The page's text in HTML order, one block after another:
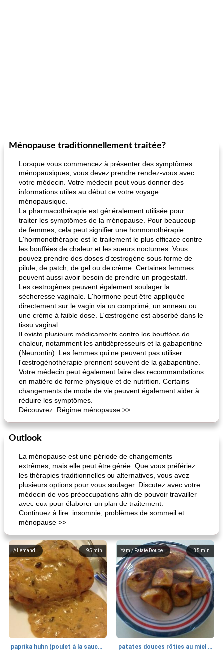
Ménopause traditionnellement traitée?
Lorsque vous commencez à présenter des symptômes
ménopausiques, vous devez prendre rendez-vous avec
votre médecin. Votre médecin peut vous donner des
informations utiles au début de votre voyage
ménopausique.
La pharmacothérapie est généralement utilisée pour
traiter les symptômes de la ménopause. Pour beaucoup
de femmes, cela peut signifier une hormonothérapie.
L'hormonothérapie est le traitement le plus efficace contre
les bouffées de chaleur et les sueurs nocturnes. Vous
pouvez prendre des doses d'œstrogène sous forme de
pilule, de patch, de gel ou de crème. Certaines femmes
peuvent aussi avoir besoin de prendre un progestatif.
Les œstrogènes peuvent également soulager la
sécheresse vaginale. L'hormone peut être appliquée
directement sur le vagin via un comprimé, un anneau ou
une crème à faible dose. L'œstrogène est absorbé dans le
tissu vaginal.
Il existe plusieurs médicaments contre les bouffées de
chaleur, notamment les antidépresseurs et la gabapentine
(Neurontin). Les femmes qui ne peuvent pas utiliser
l'œstrogénothérapie prennent souvent de la gabapentine.
Votre médecin peut également faire des recommandations
en matière de forme physique et de nutrition. Certains
changements de mode de vie peuvent également aider à
réduire les symptômes.
Découvrez: Régime ménopause >>
Outlook
La ménopause est une période de changements
extrêmes, mais elle peut être gérée. Que vous préfériez
les thérapies traditionnelles ou alternatives, vous avez
plusieurs options pour vous soulager. Discutez avec votre
médecin de vos préoccupations afin de pouvoir travailler
avec eux pour élaborer un plan de traitement.
Continuez à lire: insomnie, problèmes de sommeil et
ménopause >>
95 min
Allemand
paprika huhn (poulet à la sauce paprika).
35 min
Yam / Patate Douce
patates douces rôties au miel / kumara